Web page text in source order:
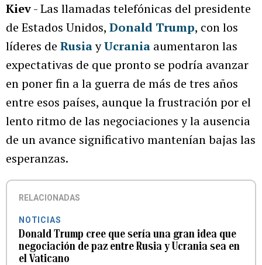
Kiev- Las llamadas telefónicas del presidente
de Estados Unidos, Donald Trump, con los
líderes de RusiayUcrania aumentaron las
expectativas de que pronto se podría avanzar
en poner fin a la guerra de más de tres años
entre esos países, aunque la frustración por el
lento ritmo de las negociaciones y la ausencia
de un avance significativo mantenían bajas las
esperanzas.
RELACIONADAS
NOTICIAS
Donald Trump cree que sería una gran idea que
negociación de paz entre Rusia y Ucrania sea en
el Vaticano